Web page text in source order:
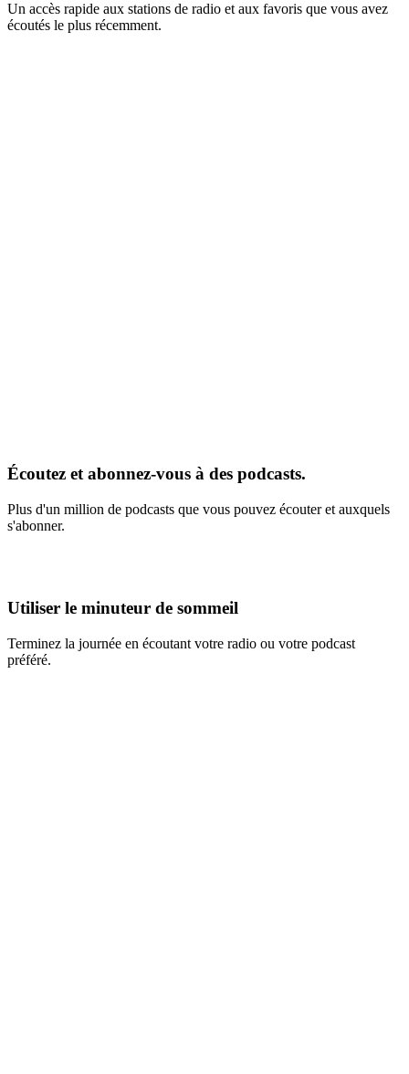
Un accès rapide aux stations de radio et aux favoris que vous avez
écoutés le plus récemment.
Écoutez et abonnez-vous à des podcasts.
Plus d'un million de podcasts que vous pouvez écouter et auxquels
s'abonner.
Utiliser le minuteur de sommeil
Terminez la journée en écoutant votre radio ou votre podcast
préféré.